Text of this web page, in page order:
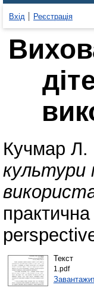
Вхід Реєстрація
Кучмар Л.
культури
Текст
1.pdf